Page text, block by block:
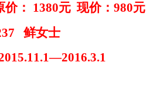
： 1380元 现价：980元
鲜女士